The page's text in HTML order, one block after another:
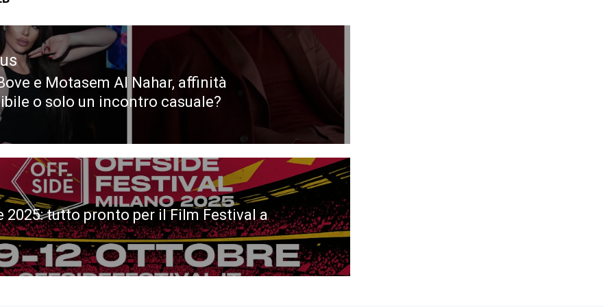
e Motasem Al Nahar, affinità
o solo un incontro casuale?
2025: tutto pronto per il Film Festival a